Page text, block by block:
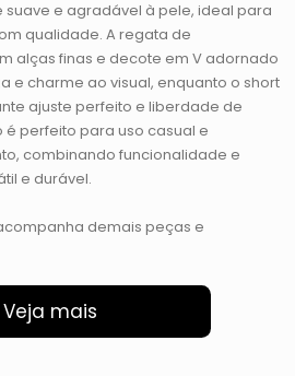
e agradável à pele, ideal para
qualidade. A regata de
alças finas e decote em V adornado
e charme ao visual, enquanto o short
ajuste perfeito e liberdade de
é perfeito para uso casual e
combinando funcionalidade e
e durável.
demais peças e
Veja mais